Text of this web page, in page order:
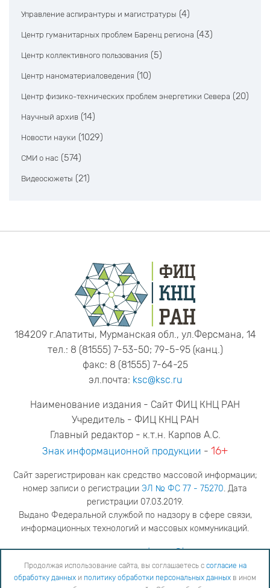
Управление аспирантуры и магистратуры (4)
Центр гуманитарных проблем Баренц региона (43)
Центр коллективного пользования (5)
Центр наноматериаловедения (10)
Центр физико-технических проблем энергетики Севера (20)
Научный архив (14)
Новости науки (1029)
СМИ о нас (574)
Видеосюжеты (21)
184209 г.Апатиты, Мурманская обл., ул.Ферсмана, 14
тел.: 8 (81555) 7-53-50; 79-5-95 (канц.)
факс: 8 (81555) 7-64-25
эл.почта: ksc@ksc.ru
Наименование издания - Сайт ФИЦ КНЦ РАН
Учредитель - ФИЦ КНЦ РАН
Главный редактор - к.т.н. Карпов А.С.
Знак информационной продукции - 16+
Сайт зарегистрирован как средство массовой информации;
номер записи о регистрации ЭЛ № ФС 77 - 75270. Дата
регистрации 07.03.2019.
Выдано Федеральной службой по надзору в сфере связи,
информационных технологий и массовых коммуникаций.
адрес редакцииya.stogova@ksc.ru
телефон редакции81555-79-516
Продолжая использование сайта, вы соглашаетесь с согласие на обработку данных
Продолжая использование сайта, вы соглашаетесь с согласие на
обработку данных и политику обработки персональных данных в ином